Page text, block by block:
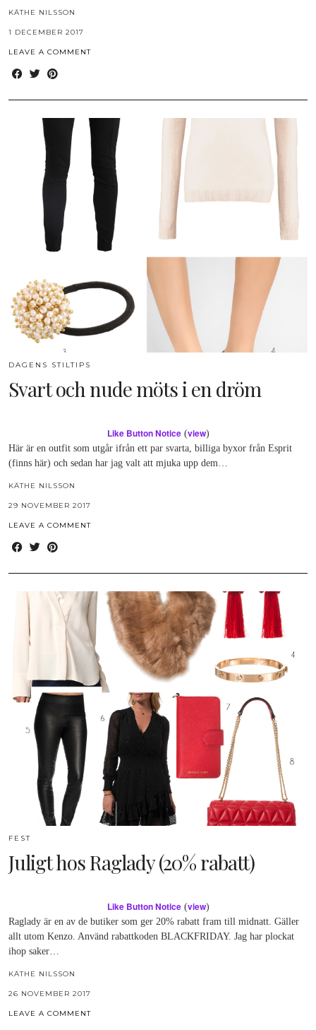
KÄTHE NILSSON
1 DECEMBER 2017
LEAVE A COMMENT
DAGENS STILTIPS
Svart och nude möts i en dröm
Like Button Notice(view)
Här är en outfit som utgår ifrån ett par svarta, billiga byxor från Esprit
(finns här) och sedan har jag valt att mjuka upp dem…
KÄTHE NILSSON
29 NOVEMBER 2017
LEAVE A COMMENT
FEST
Juligt hos Raglady (20% rabatt)
Like Button Notice(view)
Raglady är en av de butiker som ger 20% rabatt fram till midnatt. Gäller
allt utom Kenzo. Använd rabattkoden BLACKFRIDAY. Jag har plockat
ihop saker…
KÄTHE NILSSON
26 NOVEMBER 2017
LEAVE A COMMENT